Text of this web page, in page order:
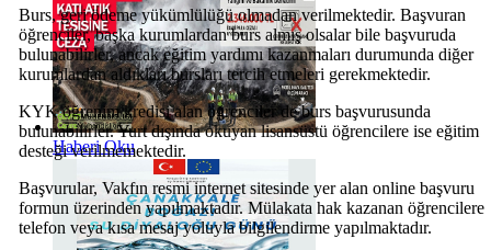
Haberi Oku
Burs, geri ödeme yükümlülüğü olmadan verilmektedir. Başvuran
öğrenciler, başka kurumlardan burs almış olsalar bile başvuruda
bulunabilirler, ancak eğitim yardımı kazanmaları durumunda diğer
kurumlardan aldıkları bursları tercih etmeleri gerekmektedir.
KYK öğrenim kredisi alan öğrenciler de burs başvurusunda
bulunabilirler. Yurt dışında okuyan lisansüstü öğrencilere ise eğitim
desteği verilmemektedir.
Başvurular, Vakfın resmi internet sitesinde yer alan online başvuru
formun üzerinden yapılmaktadır. Mülakata hak kazanan öğrencilere
telefon veya kısa mesaj yoluyla bilgilendirme yapılmaktadır.